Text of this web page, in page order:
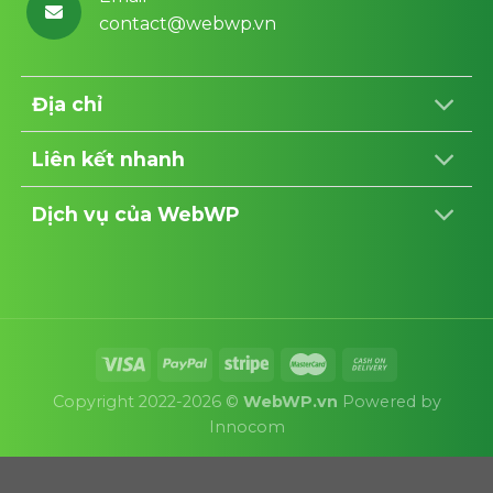
contact@webwp.vn
Địa chỉ
Liên kết nhanh
Dịch vụ của WebWP
Copyright 2022-2026 © WebWP.vn Powered by
Innocom